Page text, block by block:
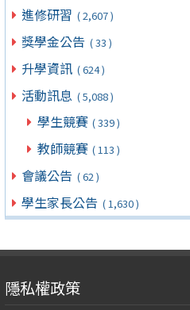
進修研習 ( 2,607 )
獎學金公告 ( 33 )
升學資訊 ( 624 )
活動訊息 ( 5,088 )
學生競賽 ( 339 )
教師競賽 ( 113 )
會議公告 ( 62 )
學生家長公告 ( 1,630 )
隱私權政策